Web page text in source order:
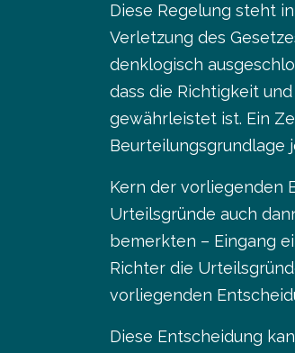
Diese Regelung steht
Verletzung des
denklogisch
dass die Richtigkeit
gewährleistet ist. Ein
Beurteilungsgrundlage
Kern der vorliegenden
Urteilsgründe auch
bemerkten – Eingang
Richter die
vorliegenden
Diese Entscheidung